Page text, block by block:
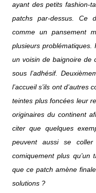
ayant des petits fashion-
patchs par-dessus. Ce
comme un pansement
plusieurs problématiques.
un voisin de baignoire de
sous l’adhésif.
l’accueil s’ils ont
teintes plus foncées leur
originaires du continent
citer que quelques
peuvent aussi se
comiquement plus qu’un
que ce patch amène
solutions ?